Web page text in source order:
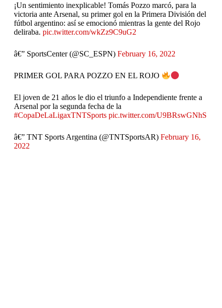
¡Un sentimiento inexplicable! Tomás Pozzo marcó, para la
victoria ante Arsenal, su primer gol en la Primera División del
fútbol argentino: así se emocionó mientras la gente del Rojo
deliraba. pic.twitter.com/wkZz9C9uG2
â€” SportsCenter (@SC_ESPN) February 16, 2022
PRIMER GOL PARA POZZO EN EL ROJO
El joven de 21 años le dio el triunfo a Independiente frente a
Arsenal por la segunda fecha de la
#CopaDeLaLigaxTNTSports pic.twitter.com/U9BRswGNhS
â€” TNT Sports Argentina (@TNTSportsAR) February 16,
2022